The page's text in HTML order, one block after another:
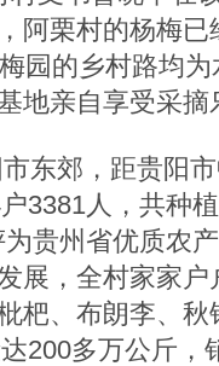
阿栗村的杨梅
园的乡村路均
地亲自享受采摘
东郊，距贵阳
3381人，共种
贵州省优质农
展，全村家家
杷、布朗李、
200多万公斤，